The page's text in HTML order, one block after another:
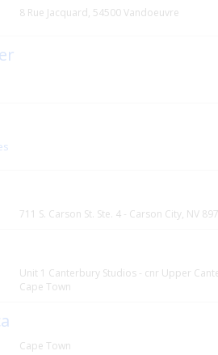
8 Rue Jacquard, 54500 Vandoeuvre
711 S. Carson St. Ste. 4 - Carson City, NV
Unit 1 Canterbury Studios - cnr Upper
Cape Town
Cape Town